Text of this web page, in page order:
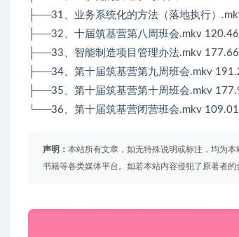
├──31、业务系统化的方法（落地执行）
├──32、十届筑基营第八周班会.mkv
├──33、智能制造项目管理办法.mkv
├──34、第十届筑基营第九周班会.mkv
├──35、第十届筑基营第十周班会.mkv
└──36、第十届筑基营闭营班会.mkv
声明： 本站所有文章，如无特殊说明或标注，均为
书籍等各类媒体平台。如若本站内容侵犯了原著者的